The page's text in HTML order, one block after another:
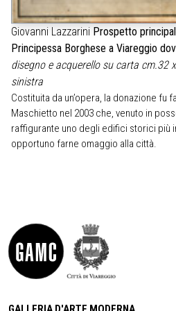
Giovanni Lazzarini Prospetto
Principessa Borghese a Viareggio
disegno e acquerello su carta cm.32
sinistra
Costituita da un’opera, la donazione fu
Maschietto nel 2003 che, venuto in
raffigurante uno degli edifici storici più
opportuno farne omaggio alla città.